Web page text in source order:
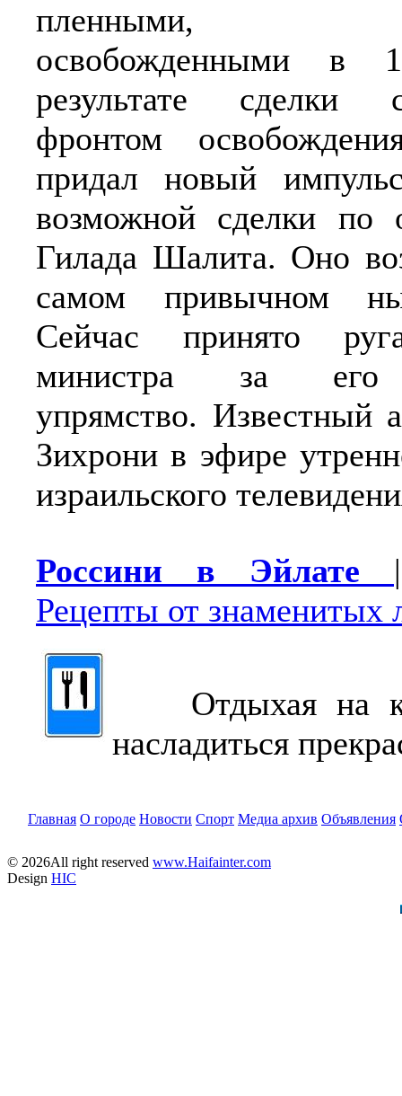
пленными,
освобожденными в
результате
фронтом
придал новый
возможной сделки по
Гилада Шалита. Оно
самом привычном
Сейчас принято
министра за его
упрямство. Известный
Зихрони в эфире
израильского
Россини в Эйлате
Рецепты от знаменитых
Отдыхая на
насладиться
Главная О городе Новости Спорт Медиа архив Объявления
© 2026All right reserved www.Haifainter.com
Design HIC